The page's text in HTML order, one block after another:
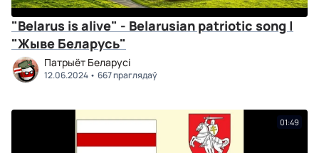
"Belarus is alive" - Belarusian patriotic song |
"Жыве Беларусь"
Патрыёт Беларусі
12.06.2024 667 праглядаў
01:49